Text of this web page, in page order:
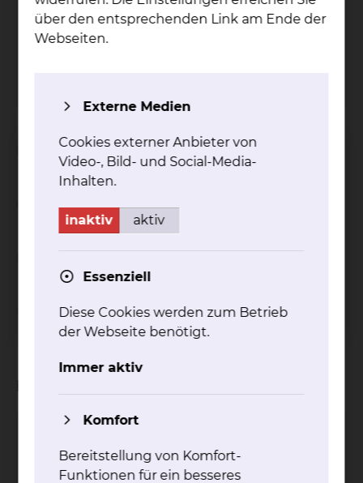
Fichtengrund 1, 38126 Braunschweig
Weiterbildungsziel
Weiterbildungszeit
Weiterbildungsinhalt
Definierte Untersuchungs- und
Behandlungsverfahren
Fichtengrund 1, 38126 Braunschweig
über den entsprechenden Link am Ende der
Webseiten.
Externe Medien
Cookies externer Anbieter von
Video-, Bild- und Social-Media-
Inhalten.
inaktiv aktiv
Essenziell
Diese Cookies werden zum Betrieb
der Webseite benötigt.
Immer aktiv
Komfort
Bereitstellung von Komfort-
Funktionen für ein besseres